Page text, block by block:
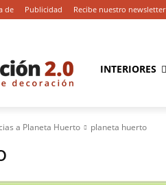
de Publicidad Recibe nuestro newsletter
INTERIORES
a Planeta Huerto planeta huerto